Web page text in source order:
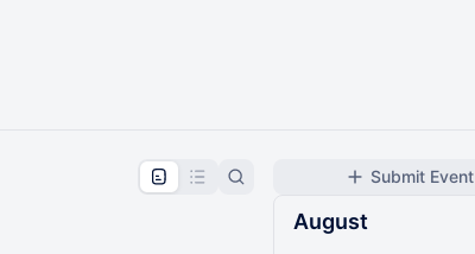
Submit Event
August